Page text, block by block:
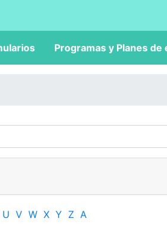
Programas y Planes de
U V W X Y Z Α